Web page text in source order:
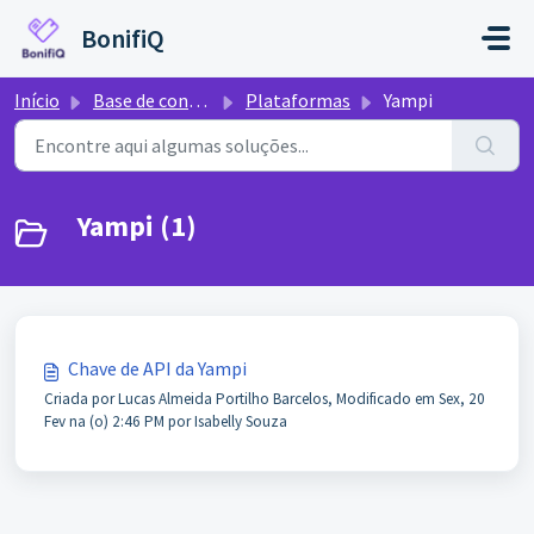
BonifiQ
Início Base de conhecimento Plataformas Yampi
Yampi (1)
Chave de API da Yampi
Criada por Lucas Almeida Portilho Barcelos, Modificado em Sex, 20
Fev na (o) 2:46 PM por Isabelly Souza